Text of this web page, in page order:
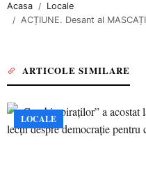
Acasa
Locale
ACȚIUNE. Desant al
ARTICOLE SIMILARE
LOCALE